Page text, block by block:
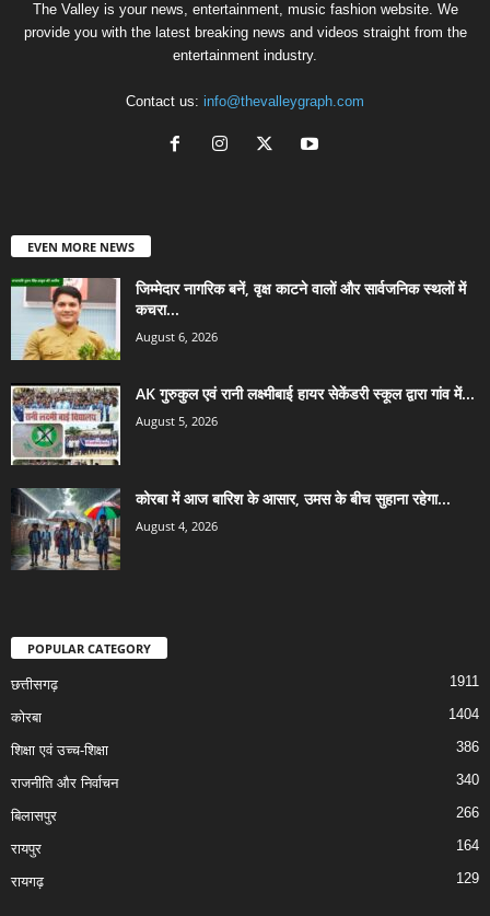
The Valley is your news, entertainment, music fashion website. We
provide you with the latest breaking news and videos straight from the
entertainment industry.
Contact us: info@thevalleygraph.com
EVEN MORE NEWS
जिम्मेदार नागरिक बनें, वृक्ष काटने वालों और सार्वजनिक स्थलों में
कचरा...
August 6, 2026
AK गुरुकुल एवं रानी लक्ष्मीबाई हायर सेकेंडरी स्कूल द्वारा गांव में...
August 5, 2026
कोरबा में आज बारिश के आसार, उमस के बीच सुहाना रहेगा...
August 4, 2026
POPULAR CATEGORY
छत्तीसगढ़ 1911
कोरबा 1404
शिक्षा एवं उच्च-शिक्षा 386
राजनीति और निर्वाचन 340
बिलासपुर 266
रायपुर 164
रायगढ़ 129